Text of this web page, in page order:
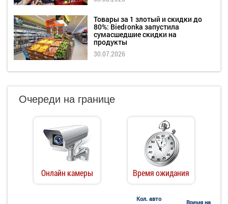
Товары за 1 злотый и скидки до
80%: Biedronka запустила
сумасшедшие скидки на
продукты
30.07.2026
Очереди на границе
Онлайн камеры Время ожидания
Кол. авто
Время на